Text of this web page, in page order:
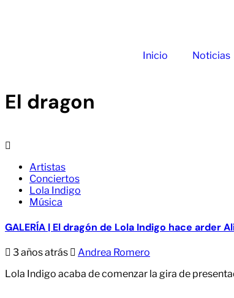
Inicio Noticias
El dragon
Artistas
Conciertos
Lola Indigo
Música
GALERÍA | El dragón de Lola Indigo hace arder
3 años atrás
Andrea Romero
Lola Indigo acaba de comenzar la gira de